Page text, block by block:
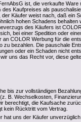
ist, die verkaufte Ware
Kaufpreises als
Käufer weist nach, daß ein
hohen Schadens
des Käufers ist
bei einer Spedition oder
COLOR Werbung für die
zu bezahlen. Die pauschale
oder ein Schaden nicht
uns das Recht vor, diese
bis zur vollständigen
B. Wechselkosten,
berechtigt, die Kaufsache
kein Rücktritt vom Vertrag.
hat uns der Käufer